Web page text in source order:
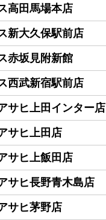
高田馬場本店
新大久保駅前店
赤坂見附新館
西武新宿駅前店
サヒ上田インター店
サヒ上田店
サヒ上飯田店
サヒ長野青木島店
サヒ茅野店